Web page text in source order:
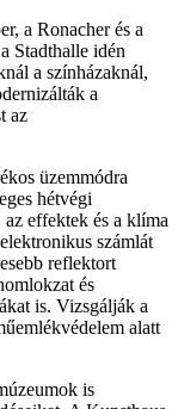
a Ronacher és a
Stadthalle idén
a színházaknál,
a
az
üzemmódra
hétvégi
effektek és a klíma
számlát
reflektort
és
is. Vizsgálják a
alatt
is